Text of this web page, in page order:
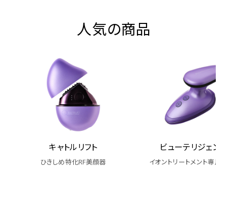
人気の商品
キャトルリフト
ひきしめ特化RF美顔器
ビューテリジェン
イオントリートメント専用